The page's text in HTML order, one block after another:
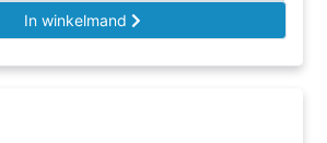
In winkelmand